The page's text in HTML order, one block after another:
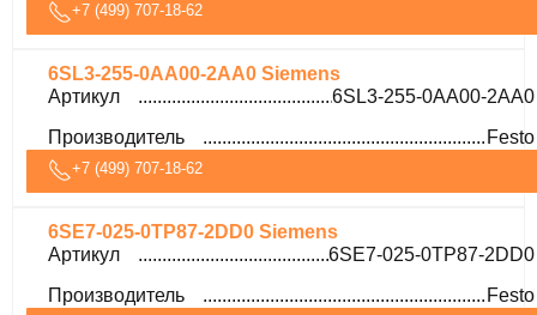
+7 (499) 707-18-62
6SL3-255-0AA00-2AA0 Siemens
Артикул
6SL3-255-0AA00-2AA0
Производитель
Festo
+7 (499) 707-18-62
6SE7-025-0TP87-2DD0 Siemens
Артикул
6SE7-025-0TP87-2DD0
Производитель
Festo